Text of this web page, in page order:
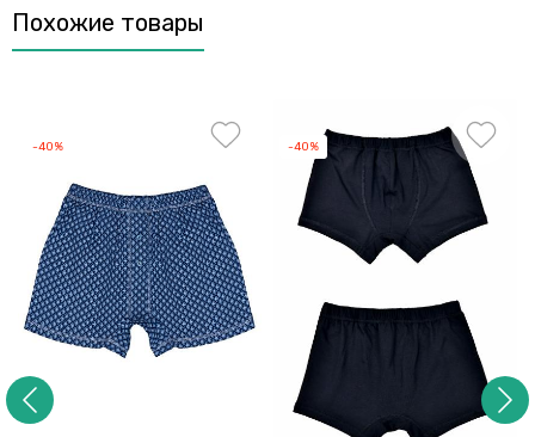
Похожие товары
-40% -40%